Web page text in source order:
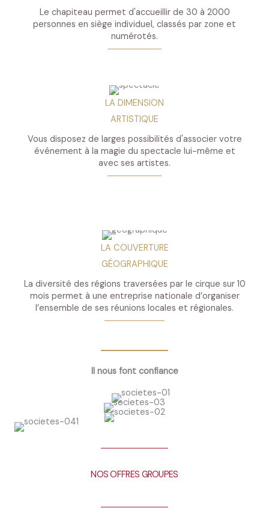
Le chapiteau permet d'accueillir de 30 à 2000
personnes en siège individuel, classés par zone et
numérotés.
LA DIMENSION
ARTISTIQUE
Vous disposez de larges possibilités d'associer votre
événement à la magie du spectacle lui-même et
avec ses artistes.
LA COUVERTURE
GÉOGRAPHIQUE
La diversité des régions traversées par le cirque sur 10
mois permet à une entreprise nationale d’organiser
l’ensemble de ses réunions locales et régionales.
Il nous font confiance
NOS OFFRES GROUPES